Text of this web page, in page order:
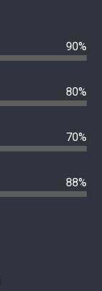
90%
80%
70%
88%